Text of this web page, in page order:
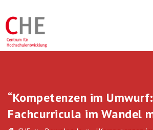
“Kompetenzen im Umwurf:
Fachcurricula im Wandel